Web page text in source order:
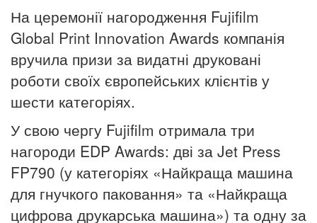
На церемонії нагородження Fujifilm
Global Print Innovation Awards компанія
вручила призи за видатні друковані
роботи своїх європейських клієнтів у
шести категоріях.
У свою чергу Fujifilm отримала три
нагороди EDP Awards: дві за Jet Press
FP790 (у категоріях «Найкраща машина
для гнучкого паковання» та «Найкраща
цифрова друкарська машина») та одну за